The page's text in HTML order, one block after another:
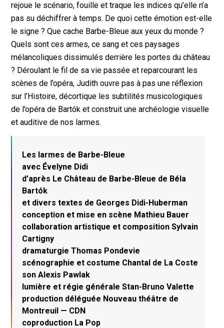
rejoue le scénario, fouille et traque les indices qu’elle n’a
pas su déchiffrer à temps. De quoi cette émotion est-elle
le signe ? Que cache Barbe-Bleue aux yeux du monde ?
Quels sont ces armes, ce sang et ces paysages
mélancoliques dissimulés derrière les portes du château
? Déroulant le fil de sa vie passée et reparcourant les
scènes de l’opéra, Judith ouvre pas à pas une réflexion
sur l’Histoire, décortique les subtilités musicologiques
de l’opéra de Bartók et construit une archéologie visuelle
et auditive de nos larmes.
Les larmes de Barbe-Bleue
avec Évelyne Didi
d’après Le Château de Barbe-Bleue de Béla
Bartók
et divers textes de Georges Didi-Huberman
conception et mise en scène Mathieu Bauer
collaboration artistique et composition Sylvain
Cartigny
dramaturgie Thomas Pondevie
scénographie et costume Chantal de La Coste
son Alexis Pawlak
lumière et régie générale Stan-Bruno Valette
production déléguée Nouveau théâtre de
Montreuil — CDN
coproduction La Pop